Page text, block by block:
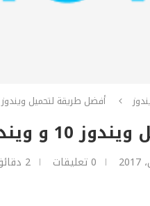
أفضل طريقة لتحميل ويندوز 10 و ويندوز 8.1 نسخ خام وأصليه
نسخ خام وأصليه
0 تعليقات 2 دقائق للقراءة